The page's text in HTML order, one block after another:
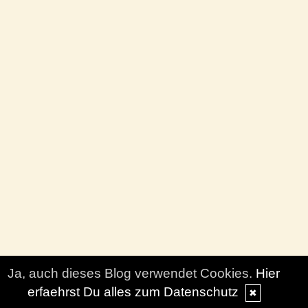
Ja, auch dieses Blog verwendet Cookies. Hier
erfaehrst Du alles zum Datenschutz
✖